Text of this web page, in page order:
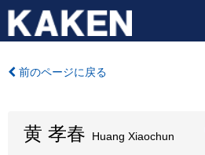
前のページに戻る
黄 孝春 Huang Xiaochun